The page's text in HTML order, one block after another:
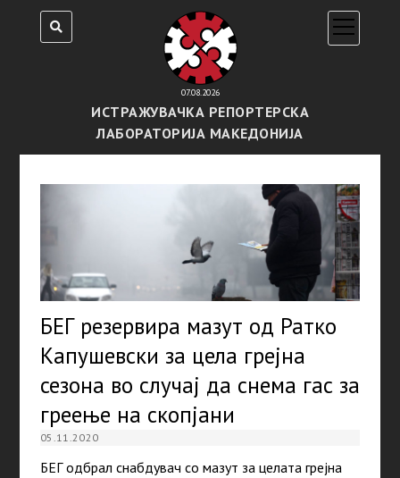
07.08.2026
ИСТРАЖУВАЧКА РЕПОРТЕРСКА
ЛАБОРАТОРИЈА МАКЕДОНИЈА
open
menu
БЕГ резервира мазут од Ратко
Капушевски за цела грејна
сезона во случај да снема гас за
греење на скопјани
05.11.2020
БЕГ одбрал снабдувач со мазут за целата грејна